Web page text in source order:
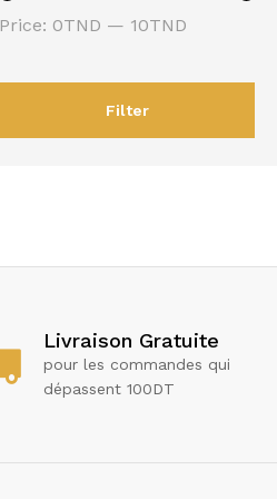
Filter
Price: 0TND — 10TND
Livraison Gratuite
pour les commandes qui
dépassent 100DT